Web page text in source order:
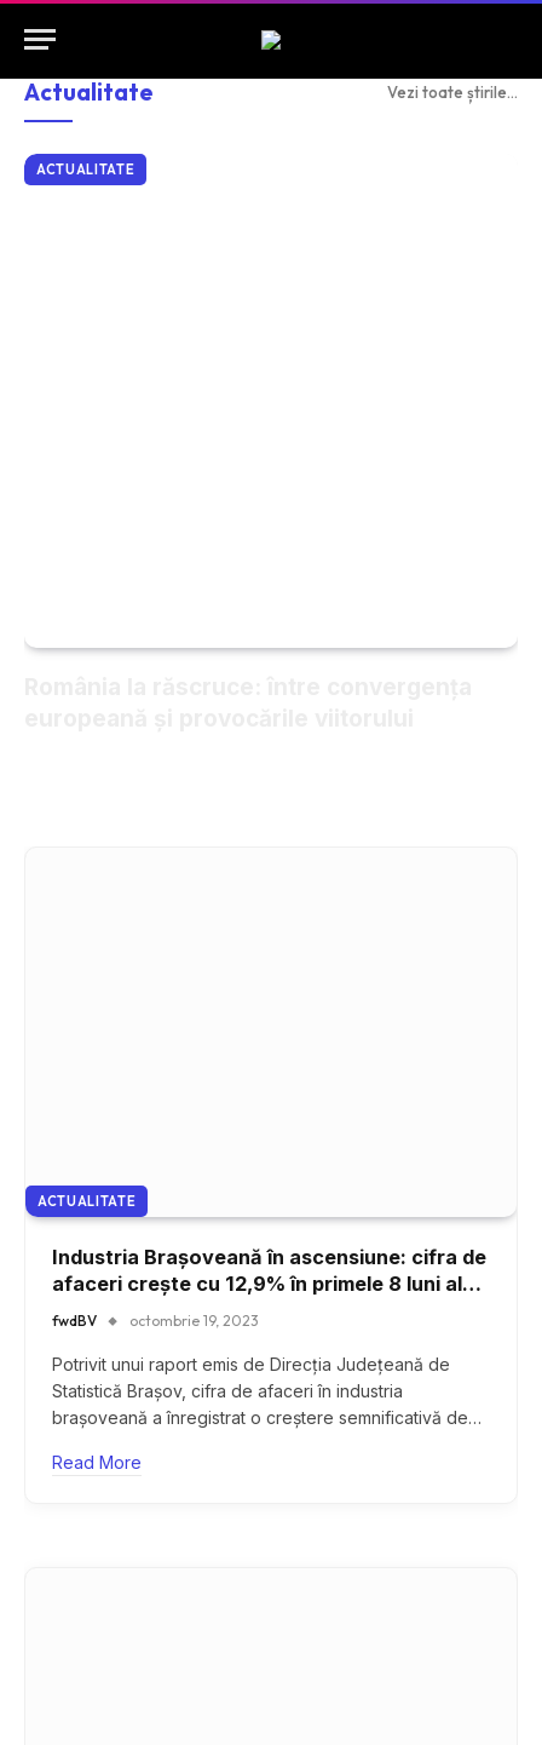
Actualitate Vezi toate știrile...
ACTUALITATE
ACTUALITATE
Industria Brașoveană în ascensiune: cifra de
afaceri crește cu 12,9% în primele 8 luni ale
anului 2023
fwdBV octombrie 19, 2023
Potrivit unui raport emis de Direcția Județeană de
Statistică Brașov, cifra de afaceri în industria
brașoveană a înregistrat o creștere semnificativă de…
Read More